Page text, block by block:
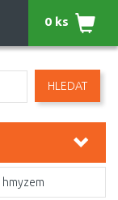
HLEDAT
0 ks